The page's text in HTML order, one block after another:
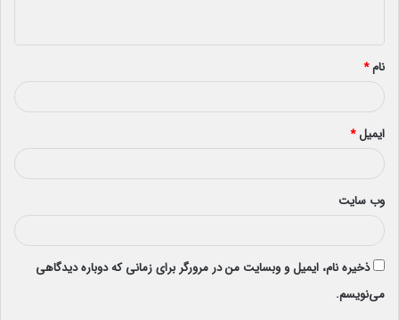
*
نام*
ایمیل*
وب‌ سایت
ذخیره نام، ایمیل و وبسایت من در مرورگر برای زمانی که دوباره دیدگاهی
می‌نویسم.